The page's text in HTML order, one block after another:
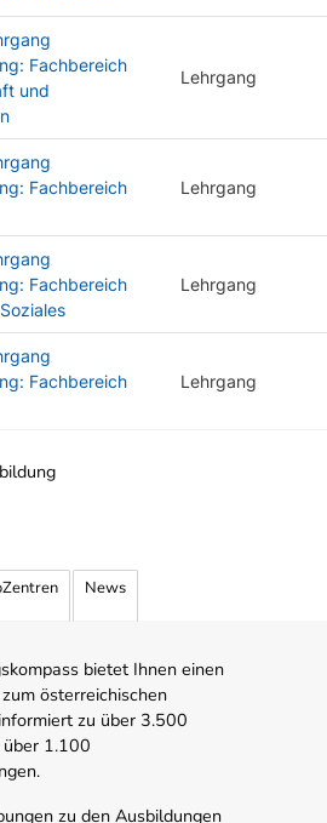
Fachbereich
und
Lehrgang
Fachbereich
Lehrgang
Fachbereich
Lehrgang
Fachbereich
Lehrgang
News
bietet Ihnen einen
österreichischen
zu über 3.500
1.100
zu den Ausbildungen